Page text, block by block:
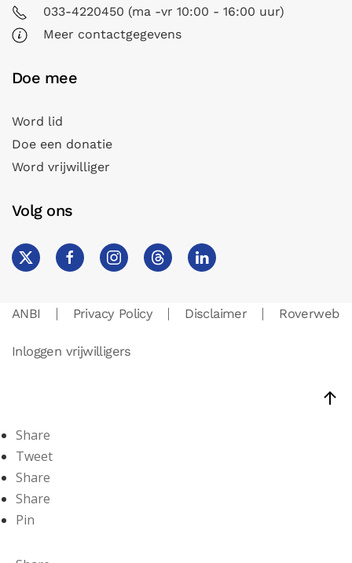
033-4220450 (ma -vr 10:00 - 16:00 uur)
Meer contactgegevens
Doe mee
Word lid
Doe een donatie
Word vrijwilliger
Volg ons
ANBI Privacy Policy Disclaimer Roverweb
Inloggen vrijwilligers
Share
Tweet
Share
Share
Pin